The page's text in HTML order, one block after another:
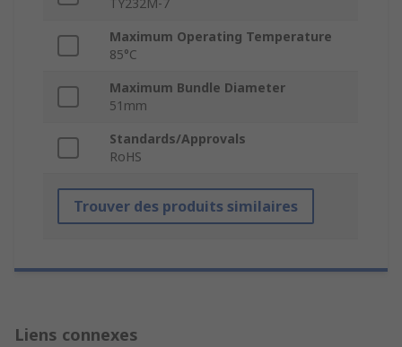
TY232M-7
Maximum Operating Temperature
85°C
Maximum Bundle Diameter
51mm
Standards/Approvals
RoHS
Trouver des produits similaires
Liens connexes